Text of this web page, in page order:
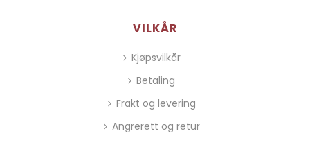
VILKÅR
Kjøpsvilkår
Betaling
Frakt og levering
Angrerett og retur